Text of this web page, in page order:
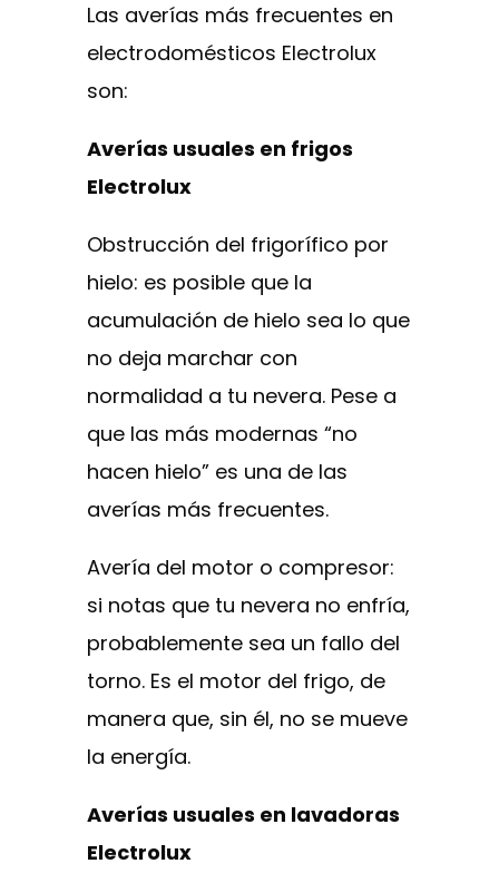
Las averías más frecuentes en
electrodomésticos Electrolux
son:
Averías usuales en frigos
Electrolux
Obstrucción del frigorífico por
hielo: es posible que la
acumulación de hielo sea lo que
no deja marchar con
normalidad a tu nevera. Pese a
que las más modernas “no
hacen hielo” es una de las
averías más frecuentes.
Avería del motor o compresor:
si notas que tu nevera no enfría,
probablemente sea un fallo del
torno. Es el motor del frigo, de
manera que, sin él, no se mueve
la energía.
Averías usuales en lavadoras
Electrolux